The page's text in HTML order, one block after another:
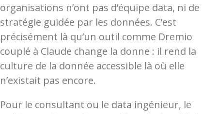
organisations n’ont pas d’équipe data, ni de
stratégie guidée par les données. C’est
précisément là qu’un outil comme Dremio
couplé à Claude change la donne : il rend la
culture de la donnée accessible là où elle
n’existait pas encore.
Pour le consultant ou le data ingénieur, le